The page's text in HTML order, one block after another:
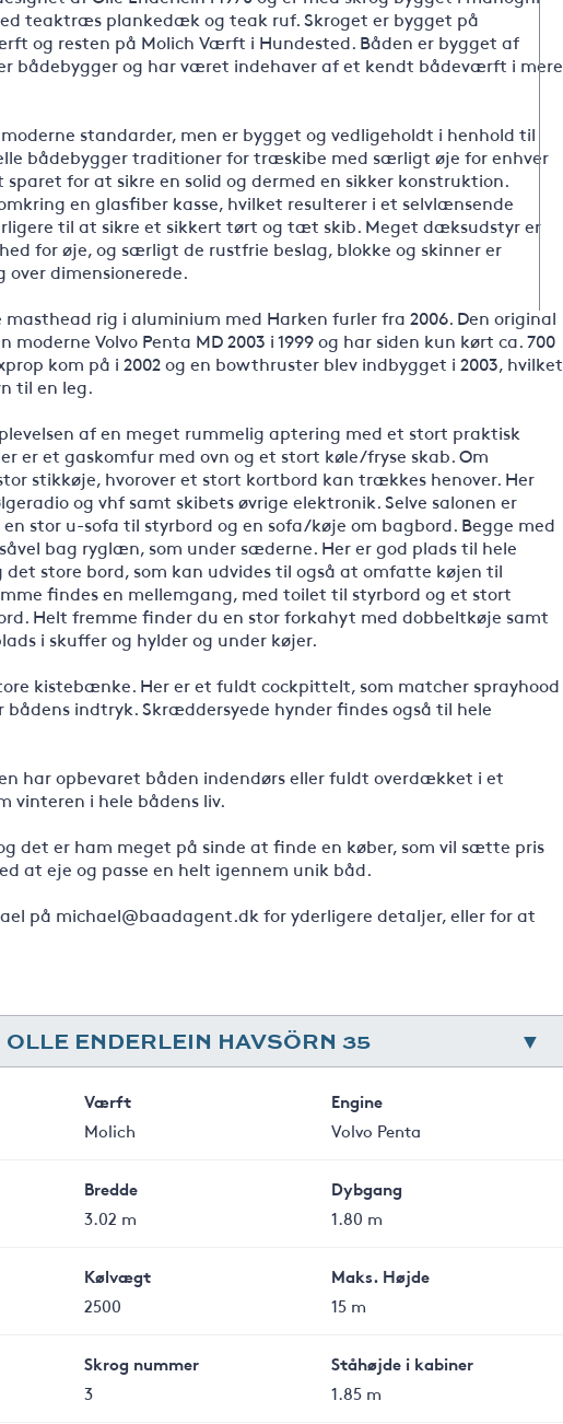
teaktræs plankedæk og teak ruf. Skroget er bygget på
og resten på Molich Værft i Hundested. Båden er bygget af
bådebygger og har været indehaver af et kendt bådeværft i mere
standarder, men er bygget og vedligeholdt i henhold til
bådebygger traditioner for træskibe med særligt øje for enhver
for at sikre en solid og dermed en sikker konstruktion.
en glasfiber kasse, hvilket resulterer i et selvlænsende
til at sikre et sikkert tørt og tæt skib. Meget dæksudstyr er
for øje, og særligt de rustfrie beslag, blokke og skinner er
over dimensionerede.
masthead rig i aluminium med Harken furler fra 2006. Den original
Volvo Penta MD 2003 i 1999 og har siden kun kørt ca. 700
kom på i 2002 og en bowthruster blev indbygget i 2003, hvilket
til en leg.
af en meget rummelig aptering med et stort praktisk
er et gaskomfur med ovn og et stort køle/fryse skab. Om
stikkøje, hvorover et stort kortbord kan trækkes henover. Her
og vhf samt skibets øvrige elektronik. Selve salonen er
stor u-sofa til styrbord og en sofa/køje om bagbord. Begge med
bag ryglæn, som under sæderne. Her er god plads til hele
store bord, som kan udvides til også at omfatte køjen til
findes en mellemgang, med toilet til styrbord og et stort
Helt fremme finder du en stor forkahyt med dobbeltkøje samt
i skuffer og hylder og under køjer.
kistebænke. Her er et fuldt cockpittelt, som matcher sprayhood
indtryk. Skræddersyede hynder findes også til hele
har opbevaret båden indendørs eller fuldt overdækket i et
vinteren i hele bådens liv.
det er ham meget på sinde at finde en køber, som vil sætte pris
at eje og passe en helt igennem unik båd.
på michael@baadagent.dk for yderligere detaljer, eller for at
ENDERLEIN HAVSÖRN 35
Værft
Molich
Engine
Volvo Penta
Bredde
3.02 m
Dybgang
1.80 m
Kølvægt
2500
Maks. Højde
15 m
Skrog nummer
3
Ståhøjde i kabiner
1.85 m